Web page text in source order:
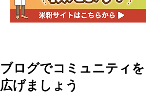
ブログでコミュニティを
広げましょう